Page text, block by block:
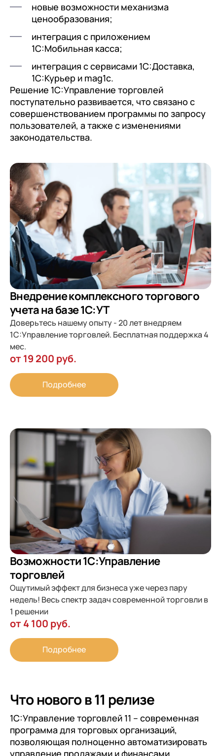
новые возможности механизма
ценообразования;
интеграция с приложением
1С:Мобильная касса;
интеграция с сервисами 1С:Доставка,
1С:Курьер и mag1c.
Решение 1С:Управление торговлей
поступательно развивается, что связано с
совершенствованием программы по запросу
пользователей, а также с изменениями
законодательства.
Внедрение комплексного торгового
учета на базе 1С:УТ
Доверьтесь нашему опыту - 20 лет внедряем
1С:Управление торговлей. Бесплатная поддержка 4
мес.
от 19 200 руб.
Подробнее
Возможности 1С:Управление
торговлей
Ощутимый эффект для бизнеса уже через пару
недель! Весь спектр задач современной торговли в
1 решении
от 4 100 руб.
Подробнее
Что нового в 11 релизе
1С:Управление торговлей 11 – современная
программа для торговых организаций,
позволяющая полноценно автоматизировать